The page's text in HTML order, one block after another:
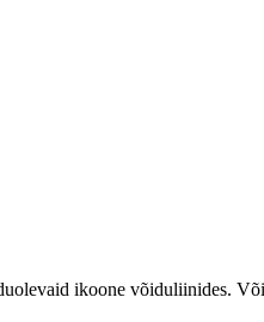
ikoone võiduliinides.